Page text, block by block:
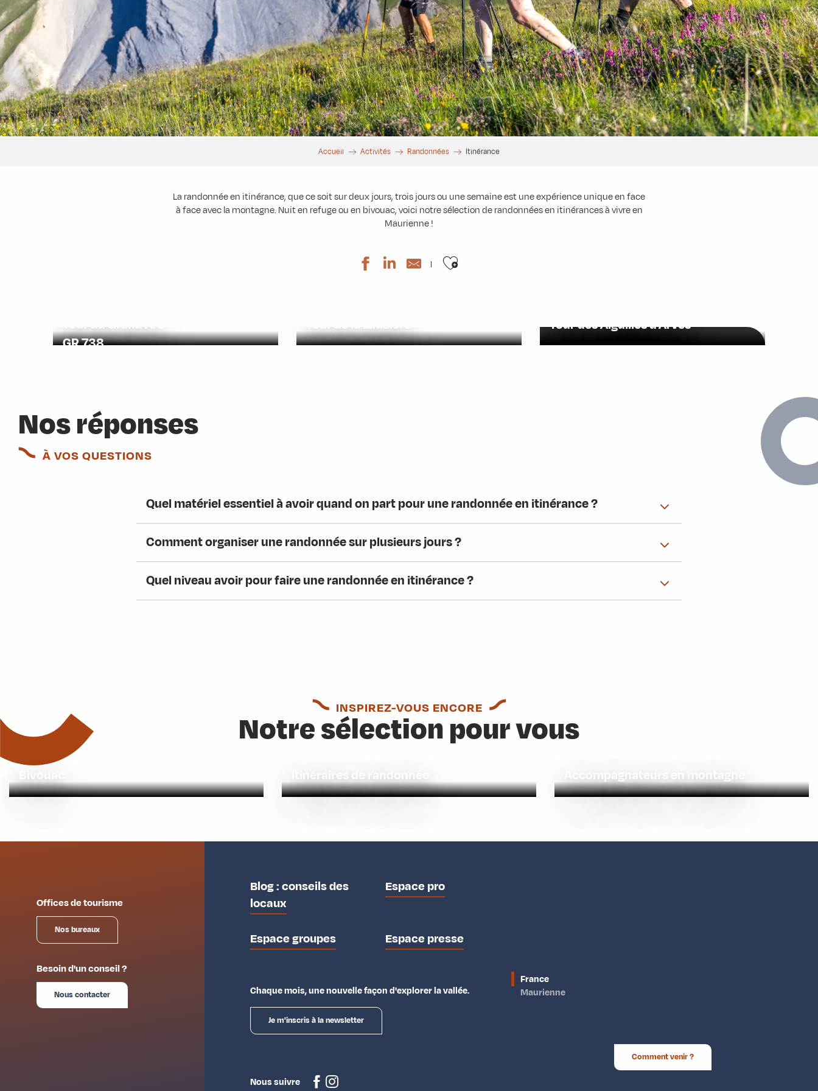
Accueil Activités Randonnées Itinérance
La randonnée en itinérance, que ce soit sur deux jours, trois jours ou une semaine est une expérience unique en face
à face avec la montagne. Nuit en refuge ou en bivouac, voici notre sélection de randonnées en itinérances à vivre en
Maurienne !
Ajouter aux favoris
Tour du Grand Arc
Tour de la Lauzière
GR 738
Tour des Aiguilles d’Arves
Nos réponses
À VOS QUESTIONS
Quel matériel essentiel à avoir quand on part pour une randonnée en itinérance ?
Comment organiser une randonnée sur plusieurs jours ?
Quel niveau avoir pour faire une randonnée en itinérance ?
INSPIREZ-VOUS ENCORE
Notre sélection pour vous
Bivouac Itinéraires de randonnée Accompagnateurs en montagne
Offices de tourisme
Nos bureaux
Besoin d'un conseil ?
Nous contacter
Blog : conseils des
locaux
Espace pro
Espace groupes Espace presse
Chaque mois, une nouvelle façon d'explorer la vallée.
Je m'inscris à la newsletter
Nous suivre
France
Maurienne
Comment venir ?